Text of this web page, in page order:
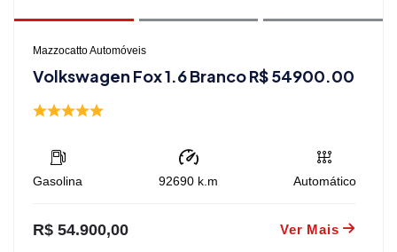
Mazzocatto Automóveis
Volkswagen Fox 1.6 Branco R$ 54900.00
Gasolina 92690k.m Automático
R$ 54.900,00 Ver Mais